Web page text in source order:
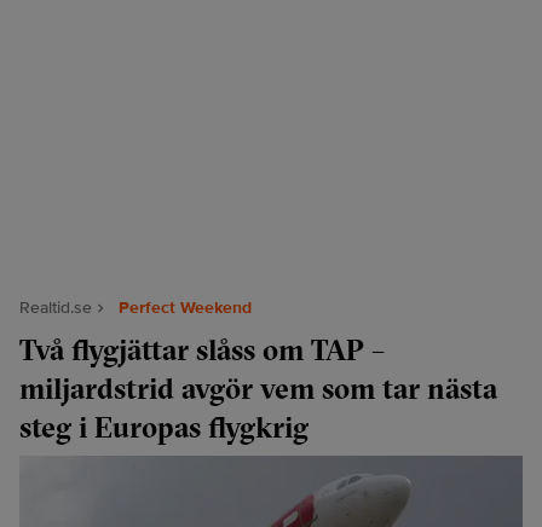
Realtid.se Perfect Weekend
Två flygjättar slåss om TAP –
miljardstrid avgör vem som tar nästa
steg i Europas flygkrig